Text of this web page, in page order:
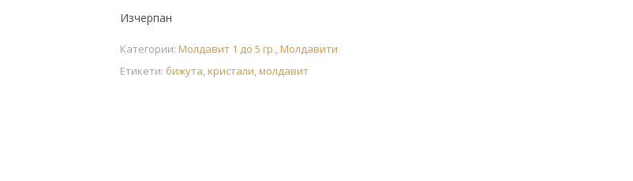
Изчерпан
Категории: Молдавит 1 до 5 гр.,Молдавити
Етикети: бижута,кристали,молдавит